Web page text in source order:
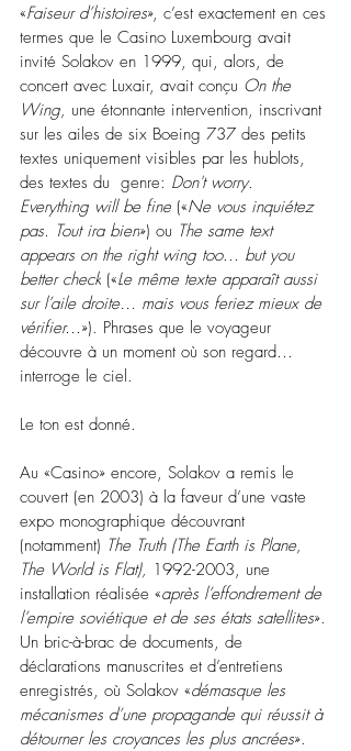
«Faiseur d’histoires», c’est exactement en ces
termes que le Casino Luxembourg avait
invité Solakov en 1999, qui, alors, de
concert avec Luxair, avait conçu On the
Wing, une étonnante intervention, inscrivant
sur les ailes de six Boeing 737 des petits
textes uniquement visibles par les hublots,
des textes du genre: Don't worry.
Everything will be fine («Ne vous inquiétez
pas. Tout ira bien») ou The same text
appears on the right wing too... but you
better check («Le même texte apparaît aussi
sur l’aile droite… mais vous feriez mieux de
vérifier...»). Phrases que le voyageur
découvre à un moment où son regard…
interroge le ciel.
Le ton est donné.
Au «Casino» encore, Solakov a remis le
couvert (en 2003) à la faveur d’une vaste
expo monographique découvrant
(notamment) The Truth (The Earth is Plane,
The World is Flat), 1992-2003, une
installation réalisée «après l’effondrement de
l’empire soviétique et de ses états satellites».
Un bric-à-brac de documents, de
déclarations manuscrites et d’entretiens
enregistrés, où Solakov «démasque les
mécanismes d’une propagande qui réussit à
détourner les croyances les plus ancrées».